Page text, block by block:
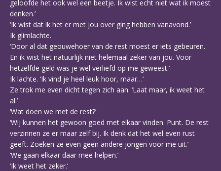
geloofde het ook wel een beetje. Ik wist echt niet wat ik moest
denken.’
‘Ik wist dat ik het er met jou over ging hebben vanavond.’
Ik glimlachte.
‘Door al dat geouwehoer van de rest moest er iets gebeuren.
En ik wist het natuurlijk niet helemaal zeker van jou. Voor
hetzelfde geld was je wel verliefd op me geweest.’
Ik lachte. ‘Ik vind je heel leuk hoor, maar…’
Ze trok me even dicht tegen zich aan. ‘Laat maar, ik weet het
al.’
‘Wat doen we met de rest?’
‘Wij kunnen het gewoon goed met elkaar vinden. Punt. De rest
verzinnen ze er maar zelf bij. Ik denk dat het wel even rust
geeft. Zoeken ze even geen andere jongen voor me uit.’
‘We gaan elkaar daar mee helpen.’
‘Ik weet het zeker.’